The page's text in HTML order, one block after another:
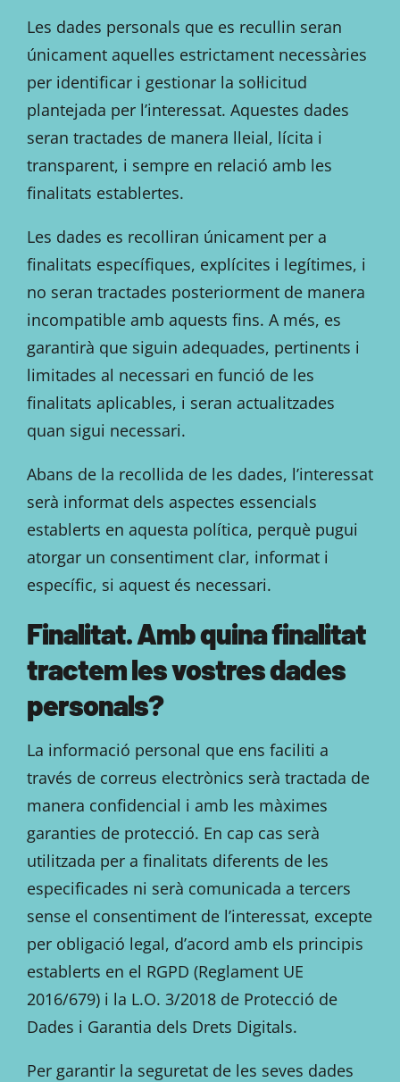
Les dades personals que es recullin seran
únicament aquelles estrictament necessàries
per identificar i gestionar la sol·licitud
plantejada per l’interessat. Aquestes dades
seran tractades de manera lleial, lícita i
transparent, i sempre en relació amb les
finalitats establertes.
Les dades es recolliran únicament per a
finalitats específiques, explícites i legítimes, i
no seran tractades posteriorment de manera
incompatible amb aquests fins. A més, es
garantirà que siguin adequades, pertinents i
limitades al necessari en funció de les
finalitats aplicables, i seran actualitzades
quan sigui necessari.
Abans de la recollida de les dades, l’interessat
serà informat dels aspectes essencials
establerts en aquesta política, perquè pugui
atorgar un consentiment clar, informat i
específic, si aquest és necessari.
Finalitat. Amb quina finalitat
tractem les vostres dades
personals?
La informació personal que ens faciliti a
través de correus electrònics serà tractada de
manera confidencial i amb les màximes
garanties de protecció. En cap cas serà
utilitzada per a finalitats diferents de les
especificades ni serà comunicada a tercers
sense el consentiment de l’interessat, excepte
per obligació legal, d’acord amb els principis
establerts en el RGPD (Reglament UE
2016/679) i la L.O. 3/2018 de Protecció de
Dades i Garantia dels Drets Digitals.
Per garantir la seguretat de les seves dades